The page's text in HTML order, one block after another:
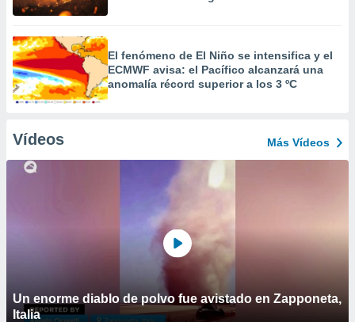
El fenómeno de El Niño se intensifica y el
ECMWF avisa: el Pacífico alcanzará una
anomalía récord superior a los 3 ºC
Vídeos Más Vídeos
Un enorme diablo de polvo fue avistado en Zapponeta,
Italia